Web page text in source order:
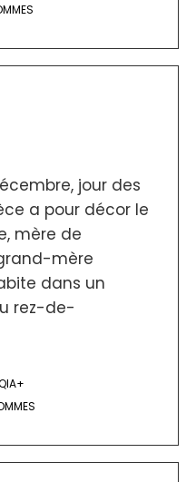
jour des
a pour décor le
mère de
mère
dans un
rez-de-